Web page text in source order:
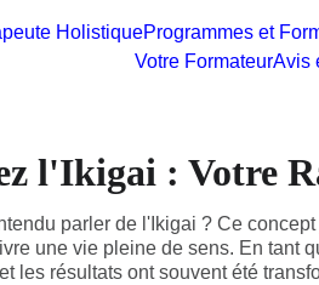
HolistiqueProgrammes et
Votre FormateurAvis
l'Ikigai : Votre
parler de l'Ikigai ? Ce
une vie pleine de sens. En tant
les résultats ont souvent été